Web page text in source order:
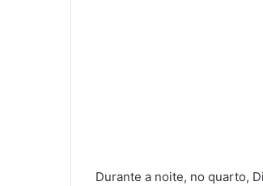
Durante a noite, no quarto,